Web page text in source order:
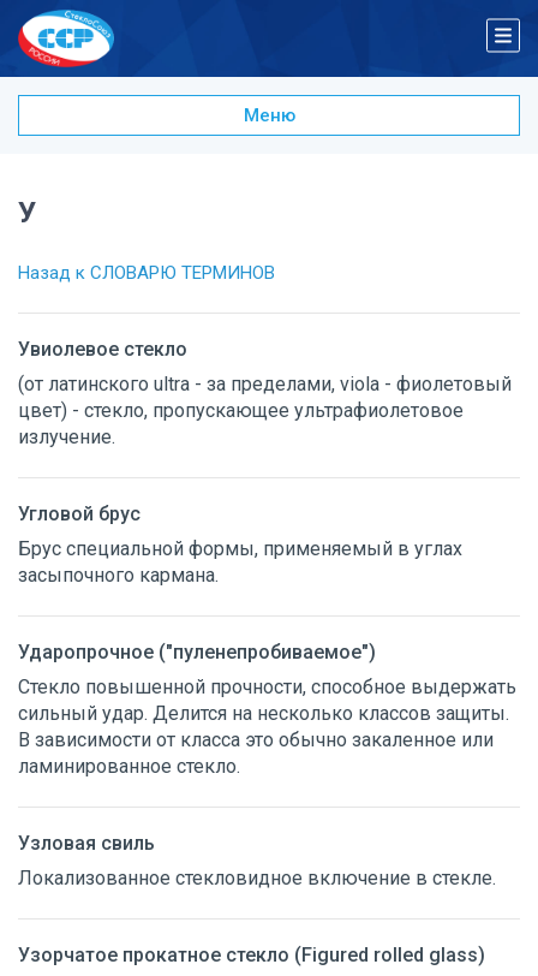
Меню
В
Д
И
К
Л
М
П
Р
С
Т
У
Ф
Х
Ц
Щ
Э
Я
У
Назад к СЛОВАРЮ ТЕРМИНОВ
Увиолевое стекло
(от латинского ultra - за пределами, viola - фиолетовый
цвет) - стекло, пропускающее ультрафиолетовое
излучение.
Угловой брус
Брус специальной формы, применяемый в углах
засыпочного кармана.
Ударопрочное ("пуленепробиваемое")
Стекло повышенной прочности, способное выдержать
сильный удар. Делится на несколько классов защиты.
В зависимости от класса это обычно закаленное или
ламинированное стекло.
Узловая свиль
Локализованное стекловидное включение в стекле.
Узорчатое прокатное стекло (Figured rolled glass)